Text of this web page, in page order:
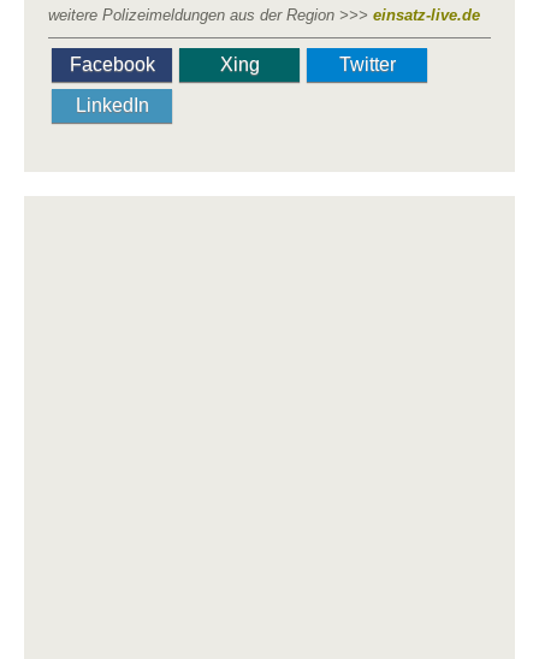
weitere Polizeimeldungen aus der Region >>> einsatz-live.de
Facebook Xing
Twitter
LinkedIn